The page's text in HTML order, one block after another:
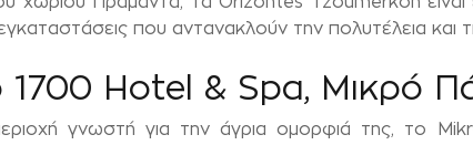
που αντανακλούν την πολυτέλεια
Hotel & Spa, Μικρό
γνωστή για την άγρια ομορφιά της, το